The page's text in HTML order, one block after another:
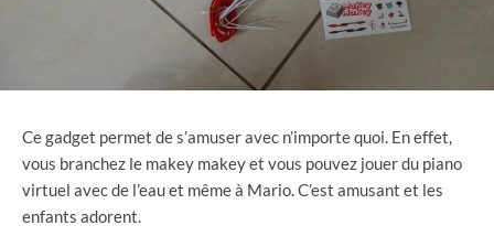
Ce gadget permet de s’amuser avec n’importe quoi. En effet,
vous branchez le makey makey et vous pouvez jouer du piano
virtuel avec de l’eau et même à Mario. C’est amusant et les
enfants adorent.